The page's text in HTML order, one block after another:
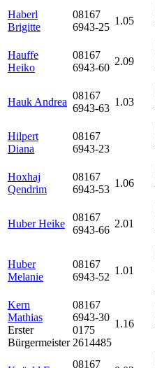
Haberl
Brigitte
08167
6943-25
1.05
Hauffe
Heiko
08167
6943-60
2.09
Hauk Andrea
08167
6943-63
1.03
Hilpert
Diana
08167
6943-23
Hoxhaj
Qendrim
08167
6943-53
1.06
Huber Heike
08167
6943-66
2.01
Huber
Melanie
08167
6943-52
1.01
Kern
Mathias
Erster
Bürgermeister
08167
6943-30
0175
2614485
1.16
08167